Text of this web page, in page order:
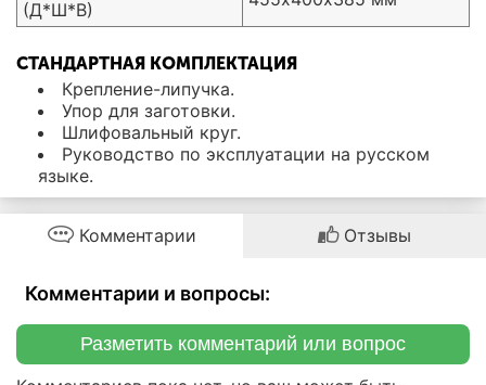
(Д*Ш*В)
СТАНДАРТНАЯ КОМПЛЕКТАЦИЯ
Крепление-липучка.
Упор для заготовки.
Шлифовальный круг.
Руководство по эксплуатации на русском
языке.
Комментарии Отзывы
Комментарии и вопросы:
Разметить комментарий или вопрос